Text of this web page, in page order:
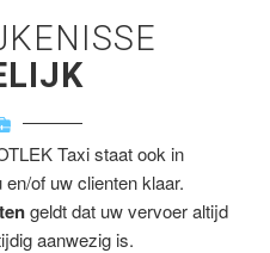
Taxi staat ook in
of uw clienten klaar.
geldt dat uw vervoer altijd
aanwezig is.